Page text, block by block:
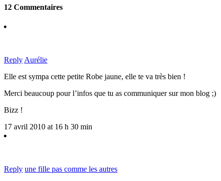
12 Commentaires
Reply Aurélie
Elle est sympa cette petite Robe jaune, elle te va très bien !
Merci beaucoup pour l’infos que tu as communiquer sur mon blog ;)
Bizz !
17 avril 2010 at 16 h 30 min
Reply une fille pas comme les autres